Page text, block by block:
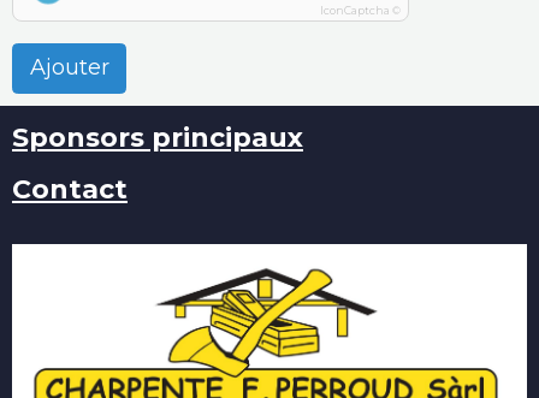
IconCaptcha ©
Ajouter
Sponsors principaux
Contact